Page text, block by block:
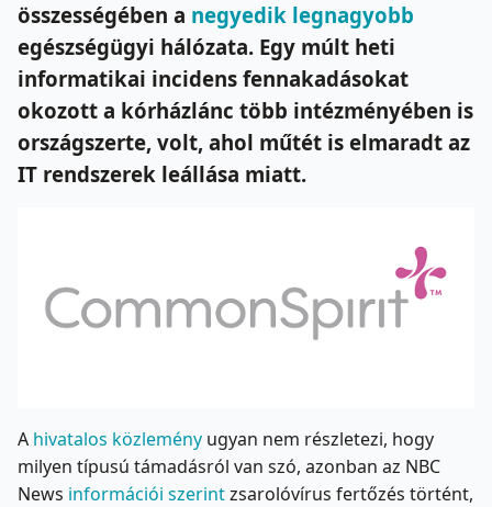
összességében a negyedik legnagyobb
egészségügyi hálózata. Egy múlt heti
informatikai incidens fennakadásokat
okozott a kórházlánc több intézményében is
országszerte, volt, ahol műtét is elmaradt az
IT rendszerek leállása miatt.
A hivatalos közlemény ugyan nem részletezi, hogy
milyen típusú támadásról van szó, azonban az NBC
News információi szerintzsarolóvírus fertőzés történt,